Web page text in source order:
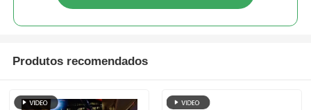
Produtos recomendados